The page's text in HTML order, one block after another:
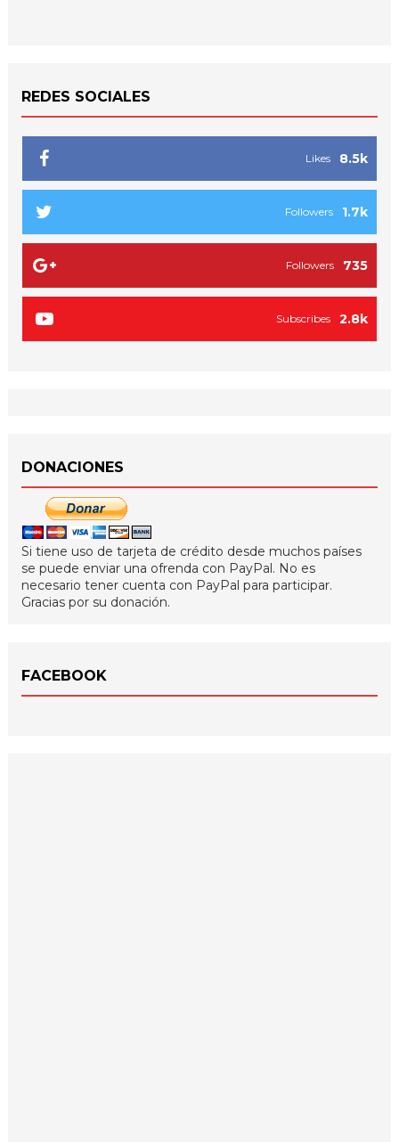
REDES SOCIALES
8.5k
Likes
1.7k
Followers
735
Followers
2.8k
Subscribes
DONACIONES
Si tiene uso de tarjeta de crédito desde muchos países
se puede enviar una ofrenda con PayPal. No es
necesario tener cuenta con PayPal para participar.
Gracias por su donación.
FACEBOOK